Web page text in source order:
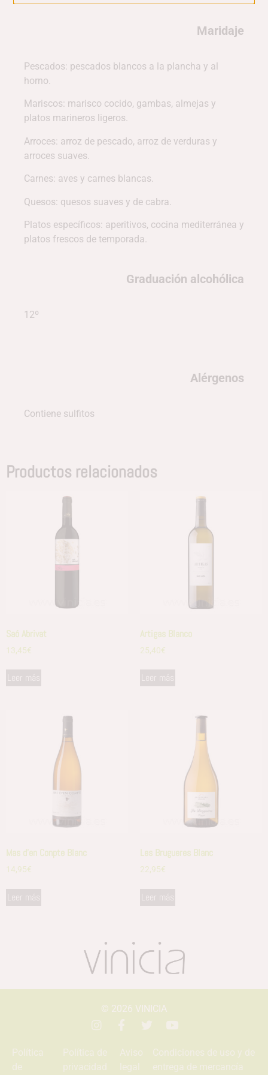
Maridaje
Pescados: pescados blancos a la plancha y al
horno.
Mariscos: marisco cocido, gambas, almejas y
platos marineros ligeros.
Arroces: arroz de pescado, arroz de verduras y
arroces suaves.
Carnes: aves y carnes blancas.
Quesos: quesos suaves y de cabra.
Platos específicos: aperitivos, cocina mediterránea y
platos frescos de temporada.
Graduación alcohólica
12º
Alérgenos
Contiene sulfitos
Productos relacionados
Saó Abrivat
13,45€
Leer más
Artigas Blanco
25,40€
Leer más
Mas d’en Conpte Blanc
14,95€
Leer más
Les Brugueres Blanc
22,95€
Leer más
© 2026 VINICIA
Política
de
Política de
privacidad
Aviso
legal
Condiciones de uso y de
entrega de mercancía